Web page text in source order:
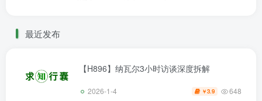
最近发布
【H896】纳瓦尔3小时访谈深度拆解
2026-1-4 ￥3.9 648